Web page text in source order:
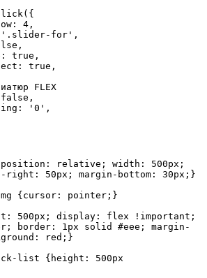
relative; width: 500px;
50px; margin-bottom: 30px;}
{cursor: pointer;}
500px; display: flex !important;
border: 1px solid #eee; margin-
red;}
list {height: 500px